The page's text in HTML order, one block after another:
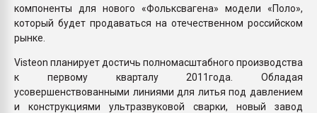
компоненты для нового «Фольксвагена» модели «Поло»,
который будет продаваться на отечественном российском
рынке.
Visteon планирует достичь полномасштабного производства
к первому кварталу 2011года. Обладая
усовершенствованными линиями для литья под давлением
и конструкциями ультразвуковой сварки, новый завод